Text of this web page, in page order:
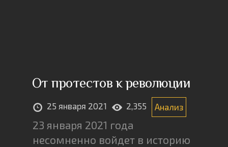
От протестов к революции
25 января 2021 2,355 Анализ
23 января 2021 года
несомненно войдет в историю